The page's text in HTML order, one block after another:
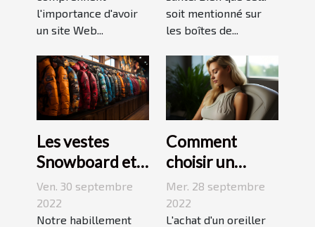
l'importance d'avoir
un site Web...
soit mentionné sur
les boîtes de...
Les vestes
Snowboard et
Ski
Ven. 30 septembre
2022
Notre habillement
Comment
choisir un
oreiller
ergonomique ?
Mer. 28 septembre
2022
L'achat d'un oreiller